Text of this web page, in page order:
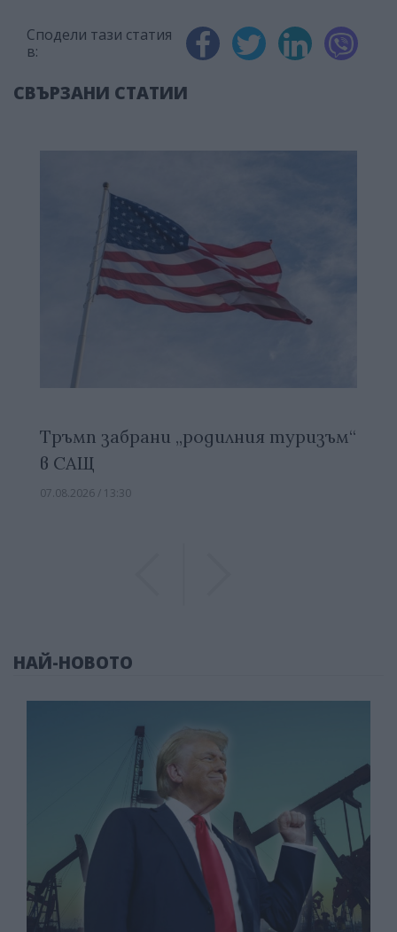
Сподели тази статия
в:
СВЪРЗАНИ СТАТИИ
Тръмп забрани „родилния туризъм“
в САЩ
07.08.2026 / 13:30
НАЙ-НОВОТО